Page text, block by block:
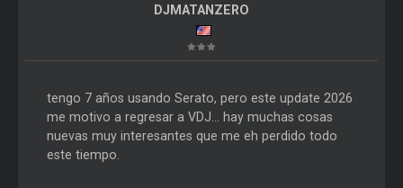
DJMATANZERO
tengo 7 años usando Serato, pero este update 2026
me motivo a regresar a VDJ... hay muchas cosas
nuevas muy interesantes que me eh perdido todo
este tiempo.